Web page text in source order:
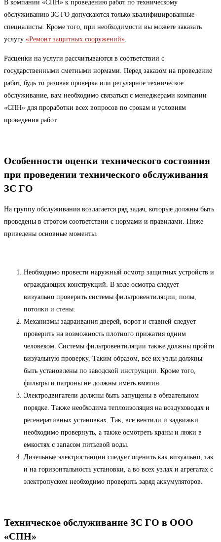
В компании «СПН» к проведению работ по техническому
обслуживанию ЗС ГО допускаются только квалифицированные
специалисты. Кроме того, при необходимости вы можете заказать
услугу «Ремонт защитных сооружений».
Расценки на услуги рассчитываются в соответствии с
государственными сметными нормами. Перед заказом на проведение
работ, будь то разовая проверка или регулярное техническое
обслуживание, вам необходимо связаться с менеджерами компании
«СПН» для проработки всех вопросов по срокам и условиям
проведения работ.
Особенности оценки технического состояния
при проведении технического обслуживания
ЗС ГО
На группу обслуживания возлагается ряд задач, которые должны быть
проведены в строгом соответствии с нормами и правилами. Ниже
приведены основные моменты.
Необходимо провести наружный осмотр защитных устройств и
ограждающих конструкций. В ходе осмотра следует
визуально проверить системы фильтровентиляции, полы,
потолки и стены.
Механизмы задраивания дверей, ворот и ставней следует
проверить на возможность плотного прижатия одним
человеком. Системы фильтровентиляции также должны пройти
визуальную проверку. Таким образом, все их узлы должны
быть установлены по заводской инструкции. Кроме того,
фильтры и патроны не должны иметь вмятин.
Электродвигатели должны быть запущены в обязательном
порядке. Также необходима теплоизоляция на воздуховодах и
регенеративных установках. Так, все вентили и задвижки
необходимо провернуть, а также осмотреть краны и люки в
емкостях с запасом питьевой воды.
Дизельные электростанции следует оценить как визуально, так
и на горизонтальность установки, а во всех узлах и агрегатах с
электропуском необходимо проверить заряд аккумуляторов.
Техническое обслуживание ЗС ГО в ООО
«СПН»